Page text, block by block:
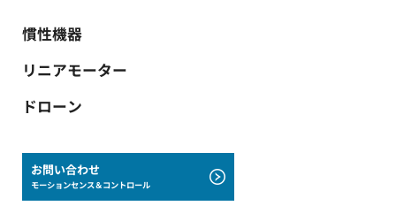
慣性機器
リニアモーター
ドローン
お問い合わせ
モーションセンス＆コントロール